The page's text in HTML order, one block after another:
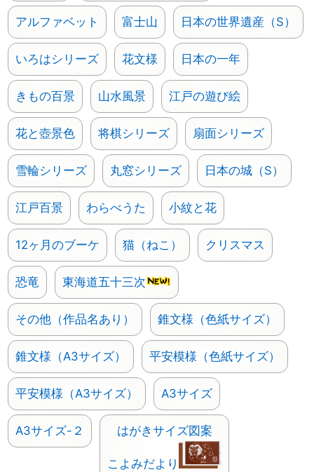
アルファベット 富士山 日本の世界遺産（S）
いろはシリーズ 花文様 日本の一年
きもの百景 山水風景 江戸の遊び絵
花と壺景色 将棋シリーズ 扇面シリーズ
雪輪シリーズ 丸窓シリーズ 日本の城（S）
江戸百景 わらべうた 小紋と花
12ヶ月のブーケ 猫（ねこ） クリスマス
恐竜 東海道五十三次
その他（作品名あり） 錐文様（色紙サイズ）
錐文様（A3サイズ） 平安模様（色紙サイズ）
平安模様（A3サイズ） A3サイズ
A3サイズ-２ はがきサイズ図案
こよみだより